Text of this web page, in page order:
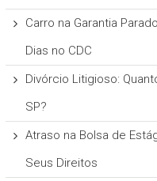
Carro na Garantia
Dias no CDC
Divórcio Litigioso:
SP?
Atraso na Bolsa de
Seus Direitos